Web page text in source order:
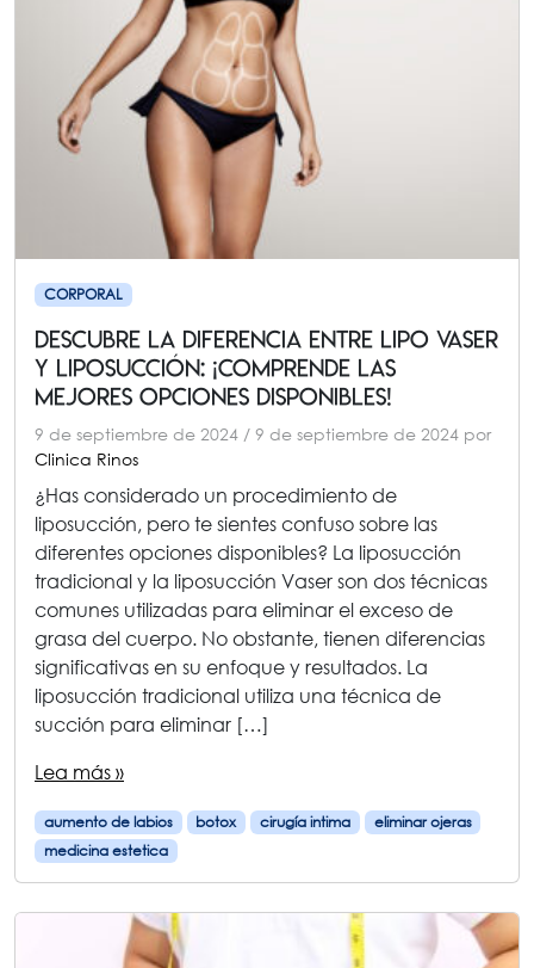
CORPORAL
Descubre la Diferencia entre Lipo Vaser
y Liposucción: ¡Comprende las
Mejores Opciones Disponibles!
9 de septiembre de 2024 / 9 de septiembre de 2024 por
Clinica Rinos
¿Has considerado un procedimiento de
liposucción, pero te sientes confuso sobre las
diferentes opciones disponibles? La liposucción
tradicional y la liposucción Vaser son dos técnicas
comunes utilizadas para eliminar el exceso de
grasa del cuerpo. No obstante, tienen diferencias
significativas en su enfoque y resultados. La
liposucción tradicional utiliza una técnica de
succión para eliminar […]
Lea más »
aumento de labios botox cirugía intima
eliminar ojeras
medicina estetica